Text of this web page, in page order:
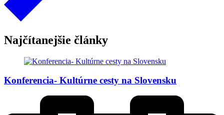
Najčítanejšie články
Konferencia- Kultúrne cesty na Slovensku